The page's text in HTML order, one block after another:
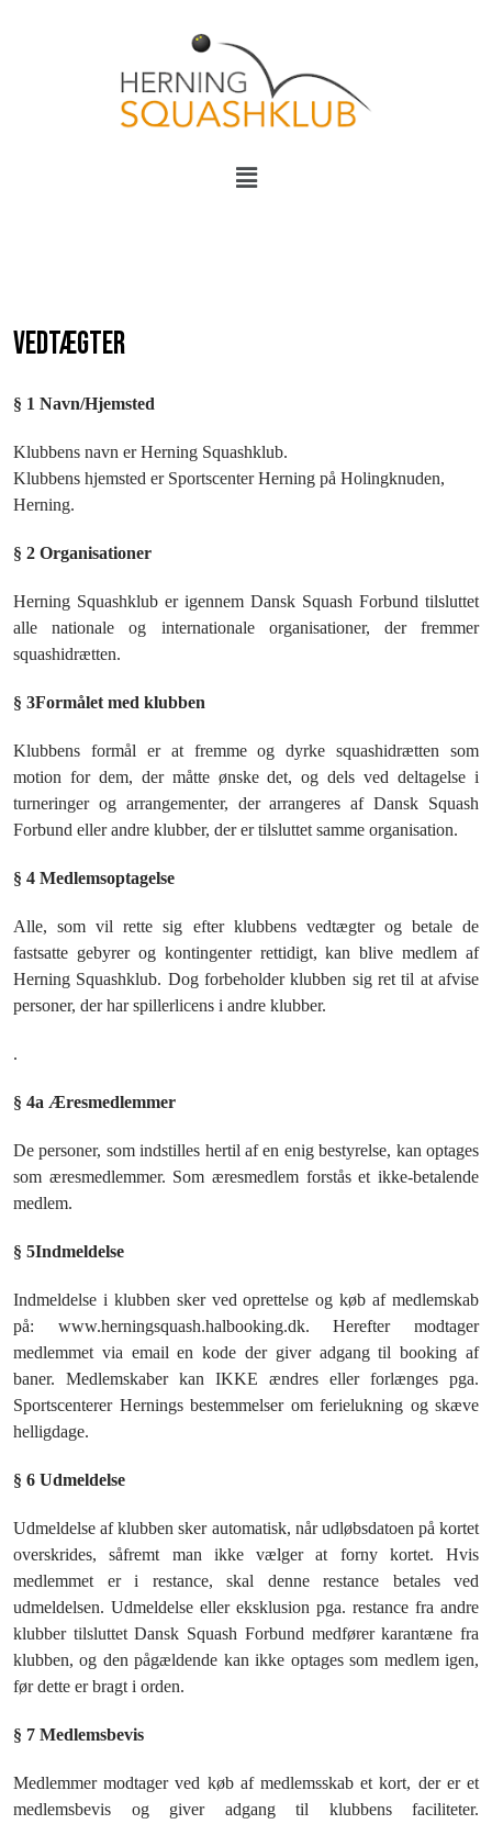
Vedtægter
§ 1 Navn/Hjemsted
Klubbens navn er Herning Squashklub.
Klubbens hjemsted er Sportscenter Herning på Holingknuden,
Herning.
§ 2 Organisationer
Herning Squashklub er igennem Dansk Squash Forbund tilsluttet
alle nationale og internationale organisationer, der fremmer
squashidrætten.
§ 3Formålet med klubben
Klubbens formål er at fremme og dyrke squashidrætten som
motion for dem, der måtte ønske det, og dels ved deltagelse i
turneringer og arrangementer, der arrangeres af Dansk Squash
Forbund eller andre klubber, der er tilsluttet samme organisation.
§ 4 Medlemsoptagelse
Alle, som vil rette sig efter klubbens vedtægter og betale de
fastsatte gebyrer og kontingenter rettidigt, kan blive medlem af
Herning Squashklub. Dog forbeholder klubben sig ret til at afvise
personer, der har spillerlicens i andre klubber.
.
§ 4a Æresmedlemmer
De personer, som indstilles hertil af en enig bestyrelse, kan optages
som æresmedlemmer. Som æresmedlem forstås et ikke-betalende
medlem.
§ 5Indmeldelse
Indmeldelse i klubben sker ved oprettelse og køb af medlemskab
på: www.herningsquash.halbooking.dk. Herefter modtager
medlemmet via email en kode der giver adgang til booking af
baner. Medlemskaber kan IKKE ændres eller forlænges pga.
Sportscenterer Hernings bestemmelser om ferielukning og skæve
helligdage.
§ 6 Udmeldelse
Udmeldelse af klubben sker automatisk, når udløbsdatoen på kortet
overskrides, såfremt man ikke vælger at forny kortet. Hvis
medlemmet er i restance, skal denne restance betales ved
udmeldelsen. Udmeldelse eller eksklusion pga. restance fra andre
klubber tilsluttet Dansk Squash Forbund medfører karantæne fra
klubben, og den pågældende kan ikke optages som medlem igen,
før dette er bragt i orden.
§ 7 Medlemsbevis
Medlemmer modtager ved køb af medlemsskab et kort, der er et
medlemsbevis og giver adgang til klubbens faciliteter.